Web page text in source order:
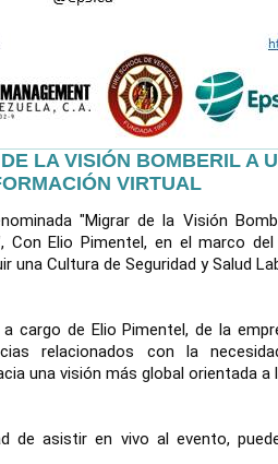
LA VISIÓN BOMBERIL A
VIRTUAL
"Migrar de la Visión
Con Elio Pimentel, en el marco
una Cultura de Seguridad y Salud
cargo de Elio Pimentel, de la
relacionados con la
una visión más global orientada a
de asistir en vivo al evento,